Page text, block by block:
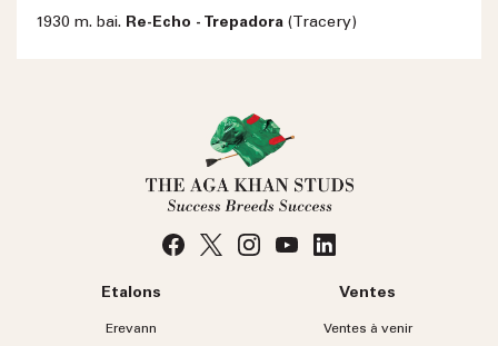
1930 m. bai. Re-Echo - Trepadora (Tracery)
Etalons
Erevann
Ventes
Ventes à venir